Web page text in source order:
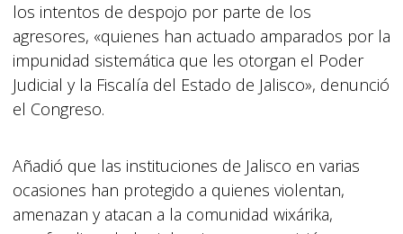
los intentos de despojo por parte de los
agresores, «quienes han actuado amparados por la
impunidad sistemática que les otorgan el Poder
Judicial y la Fiscalía del Estado de Jalisco», denunció
el Congreso.
Añadió que las instituciones de Jalisco en varias
ocasiones han protegido a quienes violentan,
amenazan y atacan a la comunidad wixárika,